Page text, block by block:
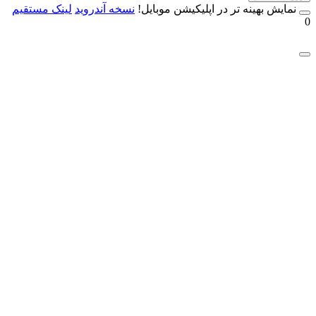
بهینه تر در اپلیکیشن موبایل!نسخه آندروید لینک مستقیم